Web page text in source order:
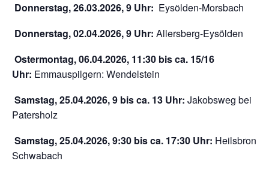
Donnerstag, 26.03.2026, 9 Uhr: Eysölden-Morsbach
Donnerstag, 02.04.2026, 9 Uhr: Allersberg-Eysölden
Ostermontag, 06.04.2026, 11:30 bis ca. 15/16
Uhr: Emmauspilgern: Wendelstein
Samstag, 25.04.2026, 9 bis ca. 13 Uhr: Jakobsweg bei
Patersholz
Samstag, 25.04.2026, 9:30 bis ca. 17:30 Uhr: Heilsbronn-
Schwabach